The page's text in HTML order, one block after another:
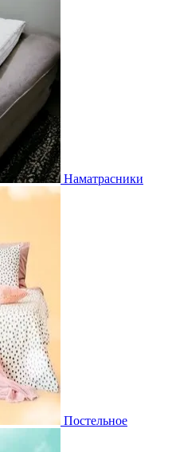
Наматрасники
Постельное